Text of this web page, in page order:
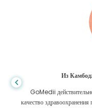
Из
Я поблагодарил своего
помогли мне в моем